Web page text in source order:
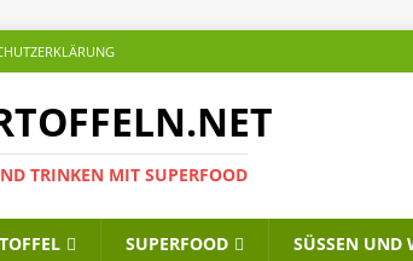
TRINKEN MIT SUPERFOOD
SUPERFOOD SÜSSEN UND